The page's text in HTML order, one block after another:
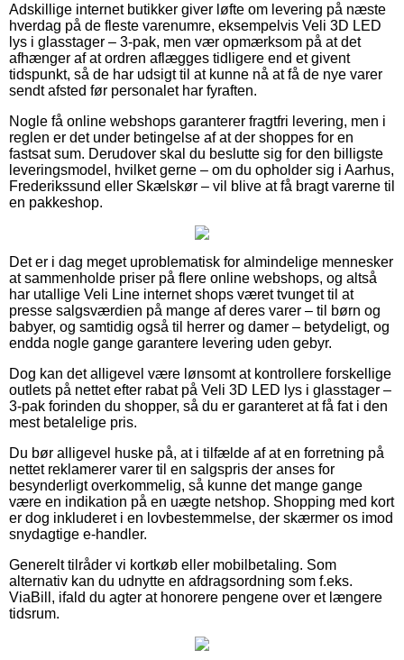
Adskillige internet butikker giver løfte om levering på næste
hverdag på de fleste varenumre, eksempelvis Veli 3D LED
lys i glasstager – 3-pak, men vær opmærksom på at det
afhænger af at ordren aflægges tidligere end et givent
tidspunkt, så de har udsigt til at kunne nå at få de nye varer
sendt afsted før personalet har fyraften.
Nogle få online webshops garanterer fragtfri levering, men i
reglen er det under betingelse af at der shoppes for en
fastsat sum. Derudover skal du beslutte sig for den billigste
leveringsmodel, hvilket gerne – om du opholder sig i Aarhus,
Frederikssund eller Skælskør – vil blive at få bragt varerne til
en pakkeshop.
Det er i dag meget uproblematisk for almindelige mennesker
at sammenholde priser på flere online webshops, og altså
har utallige Veli Line internet shops været tvunget til at
presse salgsværdien på mange af deres varer – til børn og
babyer, og samtidig også til herrer og damer – betydeligt, og
endda nogle gange garantere levering uden gebyr.
Dog kan det alligevel være lønsomt at kontrollere forskellige
outlets på nettet efter rabat på Veli 3D LED lys i glasstager –
3-pak forinden du shopper, så du er garanteret at få fat i den
mest betalelige pris.
Du bør alligevel huske på, at i tilfælde af at en forretning på
nettet reklamerer varer til en salgspris der anses for
besynderligt overkommelig, så kunne det mange gange
være en indikation på en uægte netshop. Shopping med kort
er dog inkluderet i en lovbestemmelse, der skærmer os imod
snydagtige e-handler.
Generelt tilråder vi kortkøb eller mobilbetaling. Som
alternativ kan du udnytte en afdragsordning som f.eks.
ViaBill, ifald du agter at honorere pengene over et længere
tidsrum.